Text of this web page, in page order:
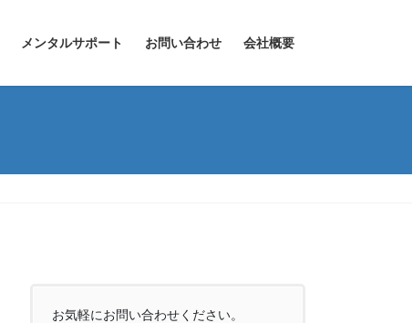
メンタルサポート お問い合わせ 会社概要
お気軽にお問い合わせください。